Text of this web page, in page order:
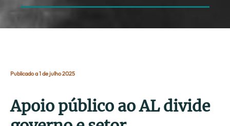
Publicado a 1 de julho 2025
Apoio público ao AL divide